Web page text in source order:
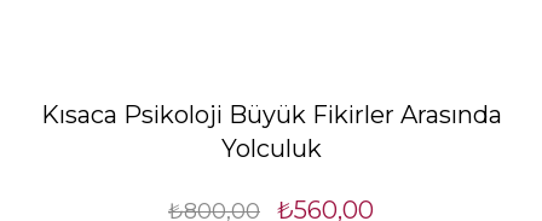
Kısaca Psikoloji Büyük Fikirler Arasında
Yolculuk
₺800,00 ₺560,00